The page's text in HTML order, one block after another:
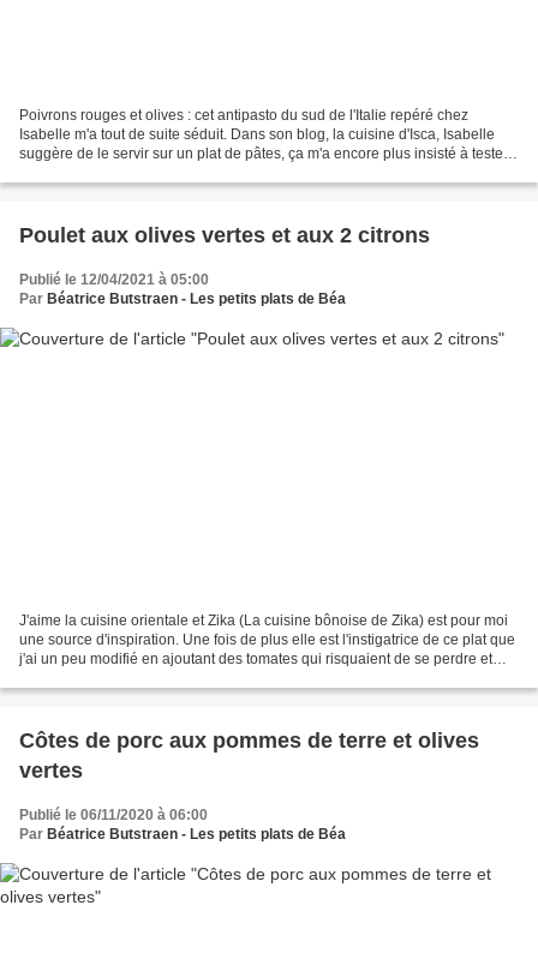
Poivrons rouges et olives : cet antipasto du sud de l'Italie repéré chez
Isabelle m'a tout de suite séduit. Dans son blog, la cuisine d'Isca, Isabelle
suggère de le servir sur un plat de pâtes, ça m'a encore plus insisté à tester
Poulet aux olives vertes et aux 2 citrons
Publié le 12/04/2021 à 05:00
Par Béatrice Butstraen - Les petits plats de Béa
J'aime la cuisine orientale et Zika (La cuisine bônoise de Zika) est pour moi
une source d'inspiration. Une fois de plus elle est l'instigatrice de ce plat que
j'ai un peu modifié en ajoutant des tomates qui risquaient de se perdre et
Côtes de porc aux pommes de terre et olives
vertes
Publié le 06/11/2020 à 06:00
Par Béatrice Butstraen - Les petits plats de Béa